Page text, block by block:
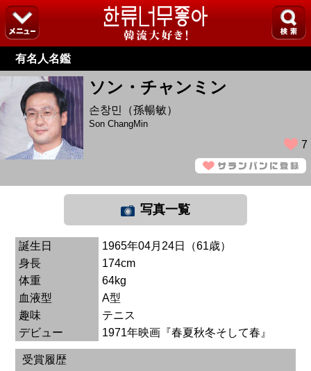
有名人名鑑
ソン・チャンミン
손창민（孫暢敏）
Son ChangMin
7
写真一覧
誕生日
1965年04月24日（61歳）
身長
174cm
体重
64kg
血液型
A型
趣味
テニス
デビュー
1971年映画『春夏秋冬そして春』
受賞履歴